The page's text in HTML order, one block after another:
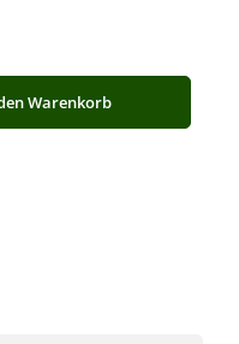
ein oder benutze die
Warenkorb